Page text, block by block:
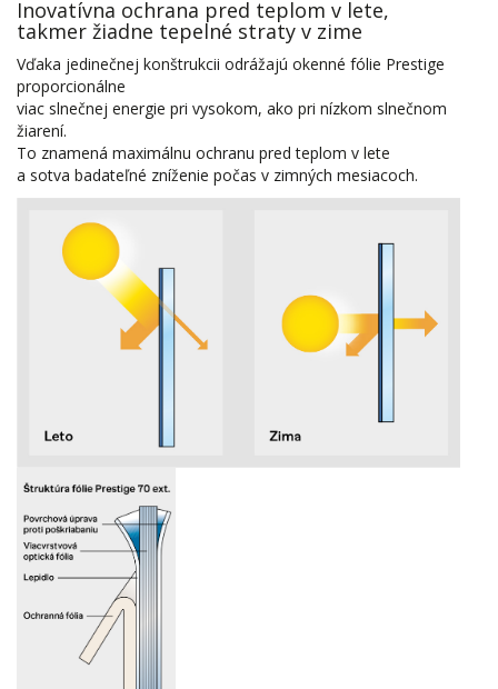
Inovatívna ochrana pred teplom v lete,
takmer žiadne tepelné straty v zime
Vďaka jedinečnej konštrukcii odrážajú okenné fólie Prestige
proporcionálne
viac slnečnej energie pri vysokom, ako pri nízkom slnečnom
žiarení.
To znamená maximálnu ochranu pred teplom v lete
a sotva badateľné zníženie počas v zimných mesiacoch.